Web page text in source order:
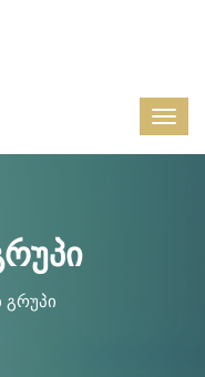
გრუპი